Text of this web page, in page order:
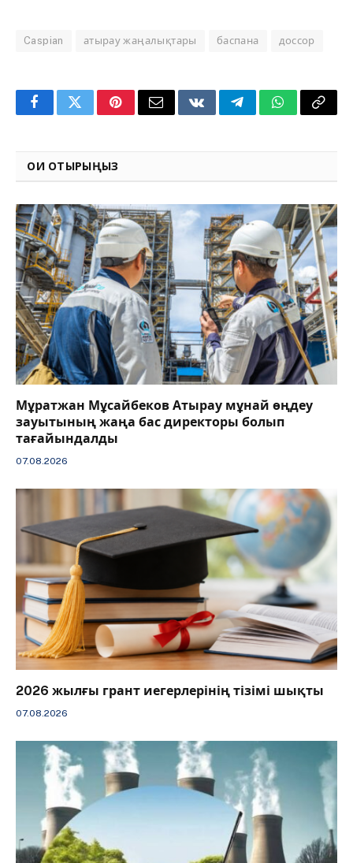
Caspian атырау жаңалықтары баспана доссор
FacebookTwitterPinterestEmail VKontakteTelegramWhatsApp
Copy
ОҚИ ОТЫРЫҢЫЗ
Мұратжан Мұсайбеков Атырау мұнай өңдеу
зауытының жаңа бас директоры болып
тағайындалды
07.08.2026
2026 жылғы грант иегерлерінің тізімі шықты
07.08.2026